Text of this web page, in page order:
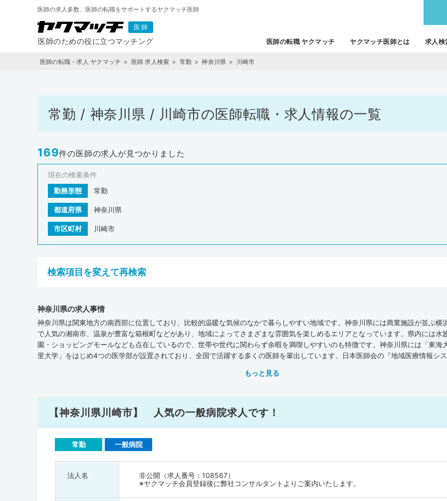
医師の求人多数、医師の転職をサポートするヤクマッチ医師
医師の転職 ヤクマッチ ヤクマッチ医師とは 求人検
医師の転職・求人 ヤクマッチ 医師 求人検索 常勤 神奈川県 川崎市
常勤 / 神奈川県 / 川崎市の医師転職・求人情報の一覧
169件の医師の求人が見つかりました
現在の検索条件
勤務形態
常勤
都道府県 神奈川県
市区町村 川崎市
検索項目を変えて再検索
神奈川県の求人事情
神奈川県は関東地方の南西部に位置しており、比較的温暖な気候のなかで暮らしやすい地域です。神奈川県には商業施設が並ぶ横
で人気の湘南市、温泉が豊富な箱根町などがあり、地域によってさまざまな雰囲気を楽しめるエリアとなっています。県内には水
園・ショッピングモールなども点在しているので、世帯や世代に関わらず余暇を満喫しやすいのも特徴です。神奈川県には「東海
里大学」をはじめ4つの医学部が設置されており、全国で活躍する多くの医師を輩出しています。日本医師会の『地域医療情報
在宅療養支援病院が69軒、介護施設が13,132軒あります。全国平均施設数(人口10万人あたり)と比べてみると、神奈川県は一般診
学附属 市民総合医療センター」では地域医療連連携をテーマに研修会を盛んにおこなっており、医師の立場からすると、県内で働
の医師の人数を人口10万人あたりに換算すると、県全体で231人（全国平均は246人）、横浜市西区で342人、川崎市川崎区で
もっと見る
【神奈川県川崎市】 人気の一般病院求人です！
常勤 一般病院
法人名
非公開（求人番号：108567）
※ヤクマッチ会員登録後に弊社コンサルタントよりご案内いたします。